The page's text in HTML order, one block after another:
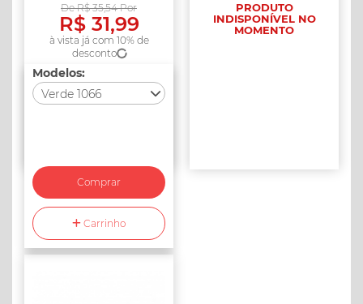
Branco 1011
Verde 1810
Chumbo 1883
(Indisponível)
De R$ 35,54 Por
R$ 31,99
à vista já com 10% de
desconto
Comprar
Modelos:
Verde 1066
Azul 1495
(Indisponível)
Rosê 1385
(Indisponível)
Carrinho
PRODUTO
INDISPONÍVEL NO
MOMENTO